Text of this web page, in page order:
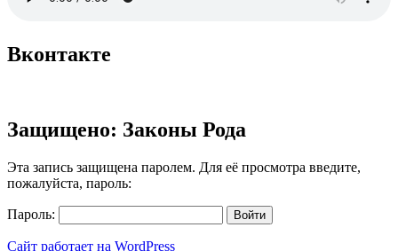
Вконтакте
Защищено: Законы Рода
Эта запись защищена паролем. Для её просмотра введите,
пожалуйста, пароль:
Пароль:
Сайт работает на WordPress